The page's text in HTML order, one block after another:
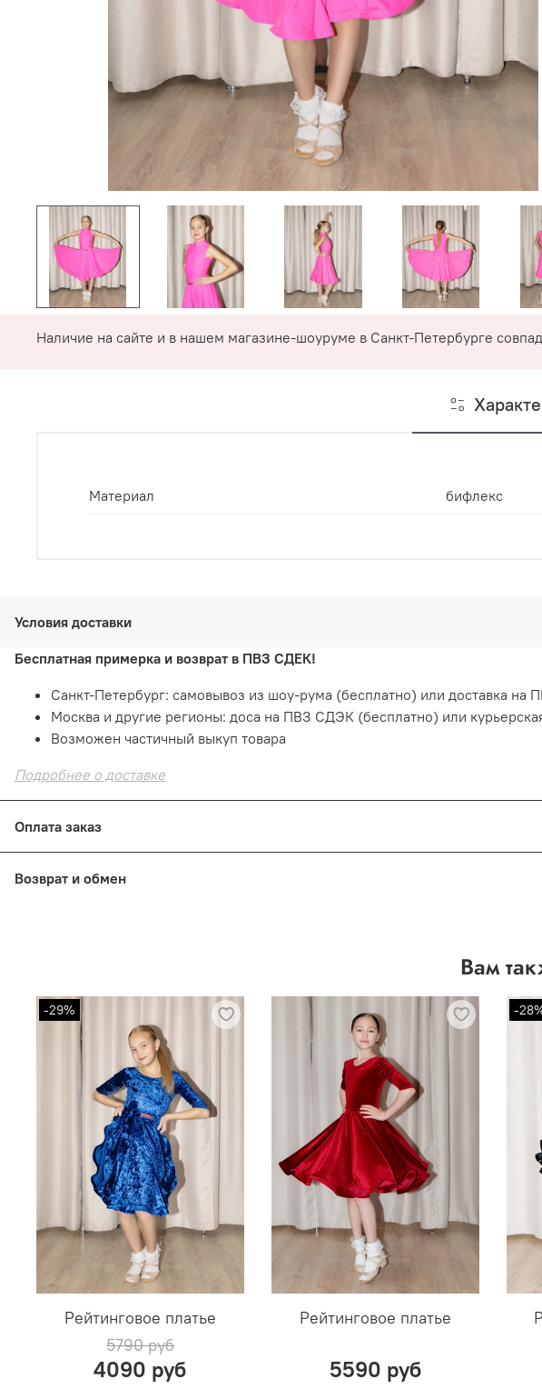
Наличие на сайте и в нашем магазине-шоуруме в Санкт-Петербурге
Материал бифлекс
Условия доставки
Бесплатная примерка и возврат в ПВЗ СДЕК!
Санкт-Петербург: самовывоз из шоу-рума (бесплатно) или доставка на
Москва и другие регионы: доса на ПВЗ СДЭК (бесплатно) или
Возможен частичный выкуп товара
Подробнее о доставке
Оплата заказ
При получении: наличными или картой в пункте выдачи
Возврат и обмен
Подробнее о возврате и обмене
Вам
-29%
Рейтинговое платье
5790 руб
4090 руб
Рейтинговое платье
5590 руб
-